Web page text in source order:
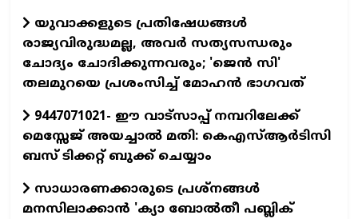
യുവാക്കളുടെ പ്രതിഷേധങ്ങൾ
രാജ്യവിരുദ്ധമല്ല, അവർ സത്യസന്ധരും
ചോദ്യം ചോദിക്കുന്നവരും; 'ജെൻ സി'
തലമുറയെ പ്രശംസിച്ച് മോഹൻ ഭാഗവത്
9447071021- ഈ വാട്സാപ്പ് നമ്പറിലേക്ക്
മെസ്സേജ് അയച്ചാൽ മതി: കെഎസ്ആർടിസി
ബസ് ടിക്കറ്റ് ബുക്ക് ചെയ്യാം
സാധാരണക്കാരുടെ പ്രശ്നങ്ങൾ
മനസിലാക്കാൻ 'ക‍്യാ ബോൽതീ പബ്ലിക്